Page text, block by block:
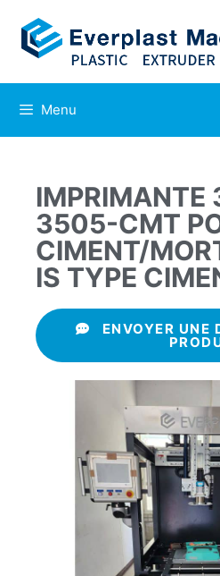
Menu
IMPRIMANTE
3505-CMT
CIMENT/
IS TYPE
ENVOYER UNE